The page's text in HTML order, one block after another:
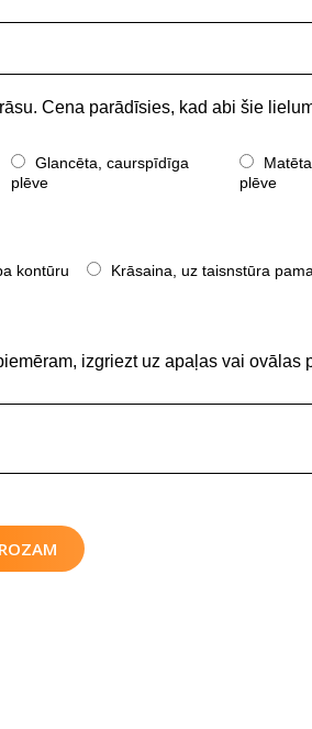
Cena parādīsies, kad abi šie
Glancēta, caurspīdīga
plēve
plēve
kontūru Krāsaina, uz taisnstūra
izgriezt uz apaļas vai ovālas